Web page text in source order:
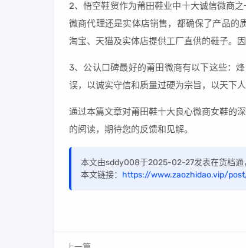
2、悟空鞋贸作为莆田鞋业中十大诚信微商
微商代理还是实体店销售，都确保了产品的
淘宝、天猫及实体店提供工厂直供的鞋子。
3、公认口碑最好的莆田微商有以下这些：
误，以诚实守信和质量过硬为宗旨，以天下
通过本篇文章对莆田鞋十大良心微商女鞋的
的阅读，期待您的反馈和见解。
本文由sddy008于2025-02-27发表在货档通
本文链接： https://www.zaozhidao.vip/